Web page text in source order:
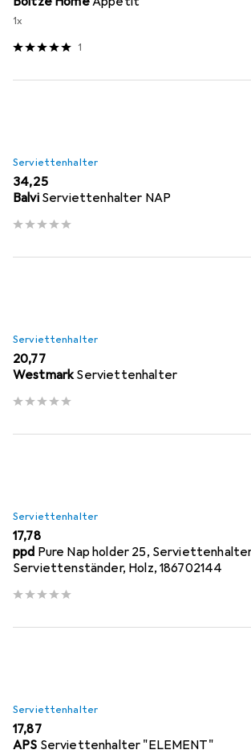
1x
1
Serviettenhalter
EUR
34,25
Balvi Serviettenhalter NAP
Serviettenhalter
EUR
20,77
WestmarkServiettenhalter
Serviettenhalter
EUR
17,78
ppd Pure Nap holder 25,
Serviettenständer, Holz, 186702144
Serviettenhalter
EUR
17,87
APS Serviettenhalter "ELEMENT"